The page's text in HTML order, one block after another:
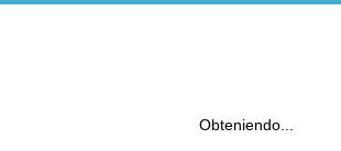
Obteniendo...